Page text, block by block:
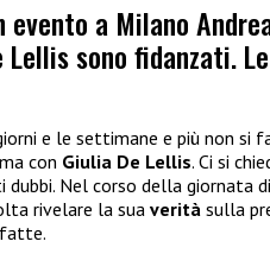
evento a Milano
Lellis sono fidanzati.
e le settimane e più non si
con Giulia De Lellis. Ci si
Nel corso della giornata
rivelare la suaverità sulla
fatte.